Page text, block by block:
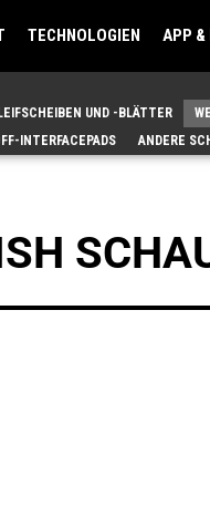
TECHNOLOGIEN APP &
UND -BLÄTTER
INTERFACEPADS ANDERE